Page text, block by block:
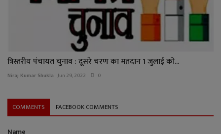
त्रिस्तरीय पंचायत चुनाव : दूसरे चरण का मतदान 1 जुलाई को...
Niraj Kumar Shukla Jun 29, 2022 0
COMMENTS FACEBOOK COMMENTS
Name